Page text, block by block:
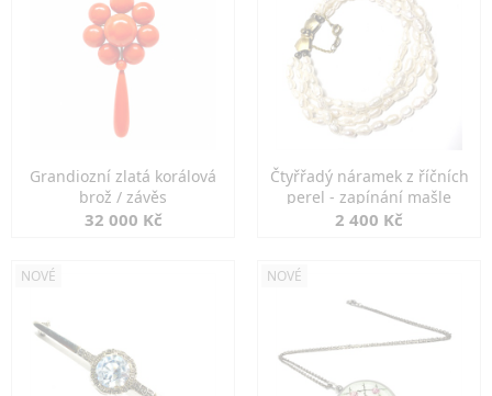
Grandiozní zlatá korálová
brož / závěs
32 000 Kč
Čtyřřadý náramek z říčních
perel - zapínání mašle
2 400 Kč
NOVÉ NOVÉ